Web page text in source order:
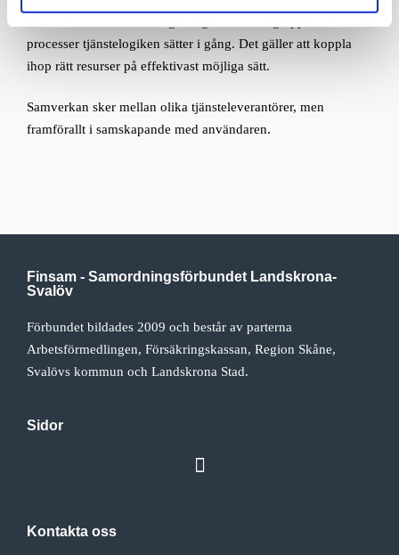
processer tjänstelogiken sätter i gång. Det gäller att koppla
ihop rätt resurser på effektivast möjliga sätt.
Samverkan sker mellan olika tjänsteleverantörer, men
framförallt i samskapande med användaren.
Finsam - Samordningsförbundet Landskrona-
Svalöv
Förbundet bildades 2009 och består av parterna
Arbetsförmedlingen, Försäkringskassan, Region Skåne,
Svalövs kommun och Landskrona Stad.
Sidor
Kontakta oss